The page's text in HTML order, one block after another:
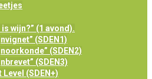
wijn?” (1 avond).
(SDEN1)
(SDEN2)
(SDEN3)
(SDEN+)